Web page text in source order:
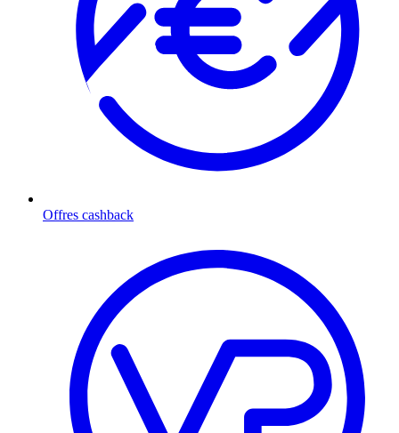
Offres cashback